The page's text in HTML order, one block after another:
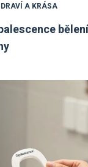
A KRÁSA